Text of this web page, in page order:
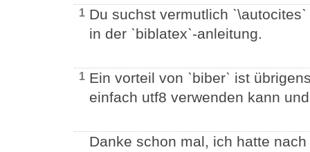
1 Du suchst vermutlich
in der ˋbiblatexˋ-anleitung.
1 Ein vorteil von ˋbiberˋ ist
einfach utf8 verwenden kann
Danke schon mal, ich hatte